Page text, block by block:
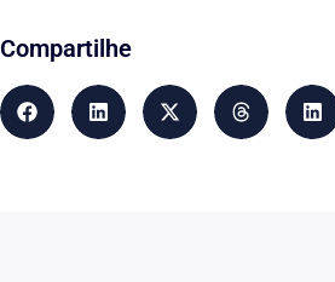
Compartilhe